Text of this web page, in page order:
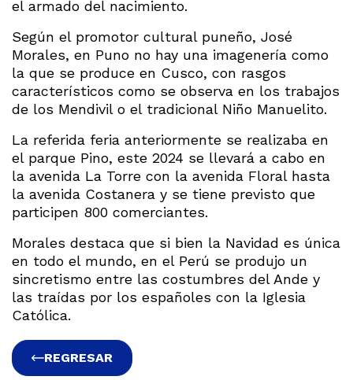
el armado del nacimiento.
Según el promotor cultural puneño, José
Morales, en Puno no hay una imagenería como
la que se produce en Cusco, con rasgos
característicos como se observa en los trabajos
de los Mendivil o el tradicional Niño Manuelito.
La referida feria anteriormente se realizaba en
el parque Pino, este 2024 se llevará a cabo en
la avenida La Torre con la avenida Floral hasta
la avenida Costanera y se tiene previsto que
participen 800 comerciantes.
Morales destaca que si bien la Navidad es única
en todo el mundo, en el Perú se produjo un
sincretismo entre las costumbres del Ande y
las traídas por los españoles con la Iglesia
Católica.
REGRESAR